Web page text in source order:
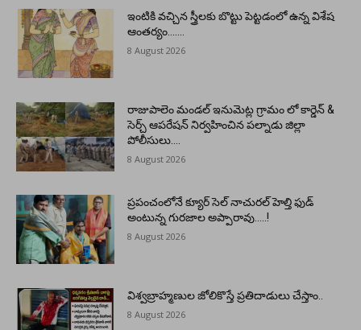
ఇంటికి వచ్చిన స్త్రీలకు బొట్టు పెట్టడంలో ఉన్న విశేష
ఆంతర్యం…….
8 August 2026
రాజుపాలెం మండల్ ఇనుమెట్ల గ్రామం లో కార్డెన్ &
సెర్చ్ ఆపరేషన్ నిర్వహించిన పల్నాడు జిల్లా
పోలీసులు….
8 August 2026
ప్రపంచంలోనే క్యూర్ సెల్ నాచురల్ హెల్తి ఫుడ్
అంటున్న గురజాల అప్పారావు…..!
8 August 2026
విశ్వబ్రాహ్మణుల జోలికొస్తే ప్రతిదాడులు చేస్తాం..
8 August 2026